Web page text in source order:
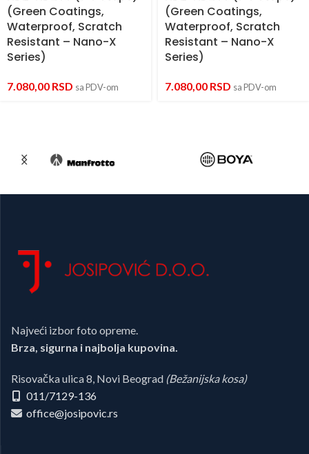
(Green Coatings,
Waterproof, Scratch
Resistant – Nano-X
Series)
7.080,00 RSD sa PDV-om
(Green Coatings,
Waterproof, Scratch
Resistant – Nano-X
Series)
7.080,00 RSD sa PDV-om
Najveći izbor foto opreme.
Brza, sigurna i najbolja kupovina.
Risovačka ulica 8, Novi Beograd (Bežanijska kosa)
011/7129-136
office@josipovic.rs